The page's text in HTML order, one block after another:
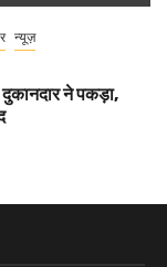
न्यूज़
ने पकड़ा,